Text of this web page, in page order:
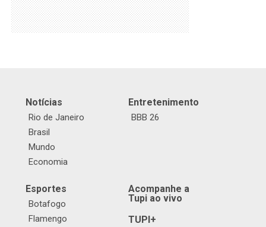
Notícias
Rio de Janeiro
Brasil
Mundo
Economia
Entretenimento
BBB 26
Esportes
Botafogo
Flamengo
Acompanhe a
Tupi ao vivo
TUPI+